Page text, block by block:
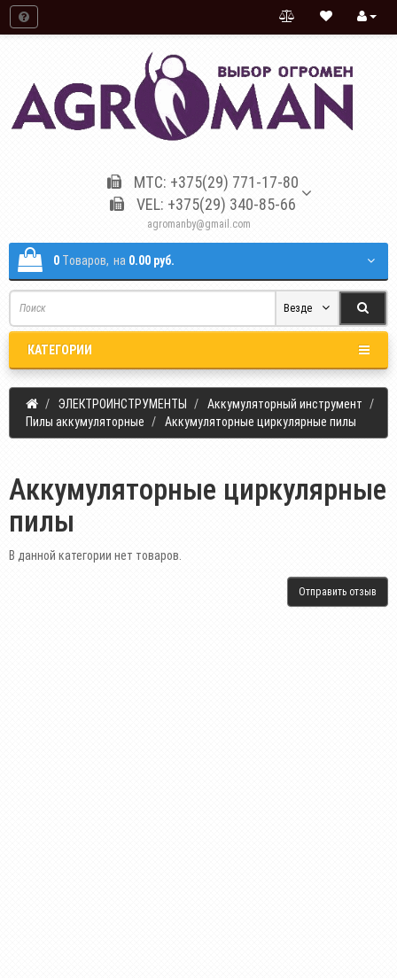
МТС: +375(29) 771-17-80
VEL: +375(29) 340-85-66
agromanby@gmail.com
0 Tоваров, на 0.00 руб.
Везде
КАТЕГОРИИ
ЭЛЕКТРОИНСТРУМЕНТЫ
Аккумуляторный инструмент
Пилы аккумуляторные
Аккумуляторные циркулярные пилы
Аккумуляторные циркулярные
пилы
В данной категории нет товаров.
Отправить отзыв